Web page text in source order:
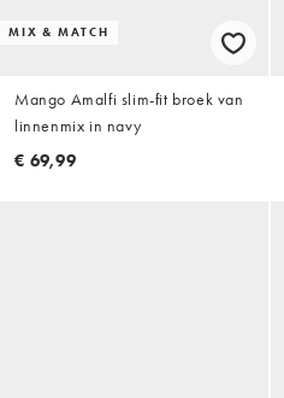
MIX & MATCH
Mango Amalfi slim-fit broek van
linnenmix in navy
€ 69,99